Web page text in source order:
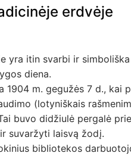
erdvėje
yra itin svarbi ir
diena.
1904 m. gegužės 7 d., kai
(lotyniškais
buvo didžiulė pergalė
suvaržyti laisvą žodį.
bibliotekos